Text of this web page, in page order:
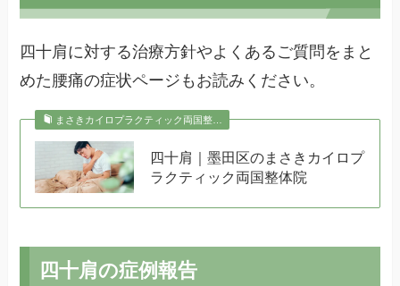
四十肩に対する治療方針やよくあるご質問をまと
めた腰痛の症状ページもお読みください。
まさきカイロプラクティック両国整…
四十肩｜墨田区のまさきカイロプ
ラクティック両国整体院
四十肩の症例報告